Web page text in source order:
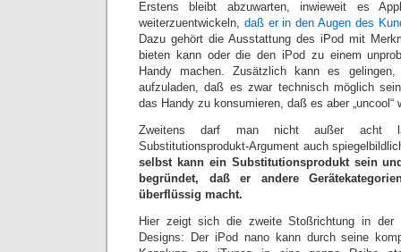
Erstens bleibt abzuwarten, inwieweit es
weiterzuentwickeln, daß er in den Augen des
Dazu gehört die Ausstattung des iPod mit
bieten kann oder die den iPod zu einem
Handy machen. Zusätzlich kann es
aufzuladen, daß es zwar technisch möglich
das Handy zu konsumieren, daß es aber „uncool“
Zweitens darf man nicht außer acht
Substitutionsprodukt-Argument auch
selbst kann ein Substitutionsprodukt sein
begründet, daß er andere
überflüssig macht.
Hier zeigt sich die zweite Stoßrichtung in der
Designs: Der iPod nano kann durch seine